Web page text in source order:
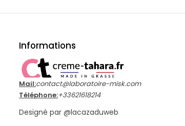
Informations
Mail:contact@laboratoire-misk.com
Téléphone:+33621618214
Designé par @lacazaduweb